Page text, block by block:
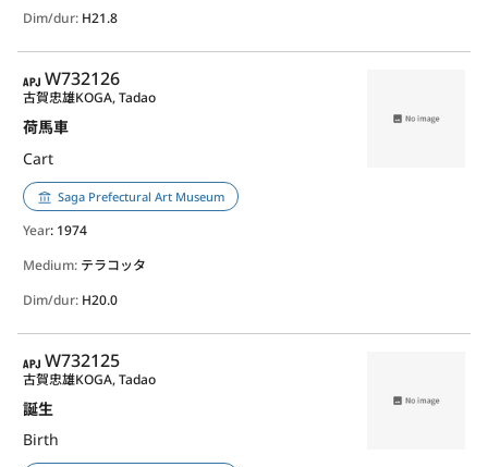
Dim/dur: H21.8
APJ
W732126
荷馬車
Cart
古賀忠雄KOGA, Tadao
Saga Prefectural Art Museum
Year: 1974
Medium: テラコッタ
Dim/dur: H20.0
APJ
W732125
誕生
Birth
古賀忠雄KOGA, Tadao